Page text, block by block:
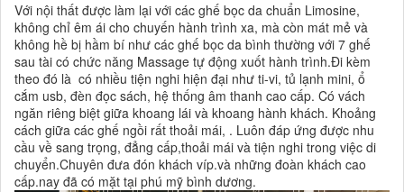
Với nội thất được làm lại với các ghế bọc da chuẩn Limosine,
không chỉ êm ái cho chuyến hành trình xa, mà còn mát mẻ và
không hề bị hầm bí như các ghế bọc da bình thường với 7 ghế
sau tài có chức năng Massage tự động xuốt hành trình.Đi kèm
theo đó là có nhiều tiện nghi hiện đại như ti-vi, tủ lạnh mini, ổ
cắm usb, đèn đọc sách, hệ thống âm thanh cao cấp. Có vách
ngăn riêng biệt giữa khoang lái và khoang hành khách. Khoảng
cách giữa các ghế ngồi rất thoải mái, . Luôn đáp ứng được nhu
cầu về sang trọng, đẳng cấp,thoải mái và tiện nghi trong việc di
chuyển.Chuyên đưa đón khách víp.và những đoàn khách cao
cấp.nay đã có mặt tại phú mỹ bình dương.